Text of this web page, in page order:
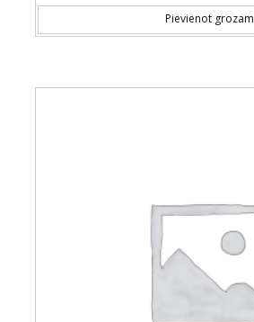
Pievienot grozam